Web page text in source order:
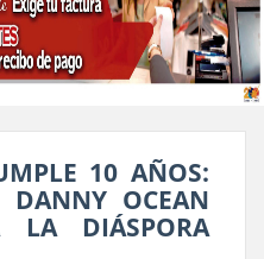
10 AÑOS:
OCEAN
DIÁSPORA